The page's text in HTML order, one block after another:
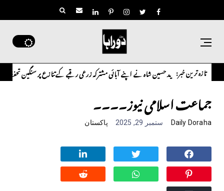
تازہ ترین خبر:
ڈاکٹر سعید حسین شاہ نے اپنے آبائی مشترکہ زرعی رقبے کے تنازع پر سنگین تحفظات کا
جماعت اسلامی نیوز۔۔۔۔
Daily Doraha ستمبر 29, 2025 پاکستان